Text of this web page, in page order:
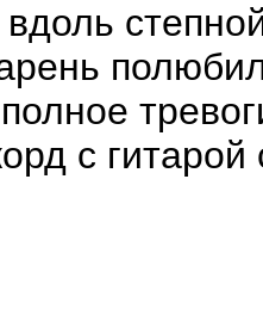
с гитарой